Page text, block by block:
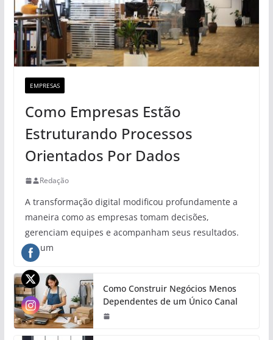
EMPRESAS
Como Empresas Estão
Estruturando Processos
Orientados Por Dados
Redação
A transformação digital modificou profundamente a
maneira como as empresas tomam decisões,
gerenciam equipes e acompanham seus resultados.
Em um
Como Construir Negócios Menos
Dependentes de um Único Canal